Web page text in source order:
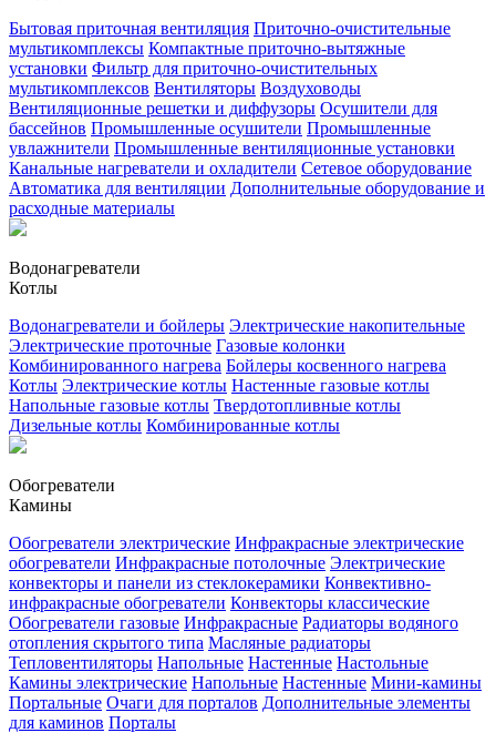
Бытовая приточная вентиляция Приточно-очистительные
мультикомплексы Компактные приточно-вытяжные
установки Фильтр для приточно-очистительных
мультикомплексов Вентиляторы Воздуховоды
Вентиляционные решетки и диффузоры Осушители для
бассейнов Промышленные осушители Промышленные
увлажнители Промышленные вентиляционные установки
Канальные нагреватели и охладители Сетевое оборудование
Автоматика для вентиляции Дополнительные оборудование и
расходные материалы
Водонагреватели
Котлы
Водонагреватели и бойлеры Электрические накопительные
Электрические проточные Газовые колонки
Комбинированного нагрева Бойлеры косвенного нагрева
Котлы Электрические котлы Настенные газовые котлы
Напольные газовые котлы Твердотопливные котлы
Дизельные котлы Комбинированные котлы
Обогреватели
Камины
Обогреватели электрические Инфракрасные электрические
обогреватели Инфракрасные потолочные Электрические
конвекторы и панели из стеклокерамики Конвективно-
инфракрасные обогреватели Конвекторы классические
Обогреватели газовые Инфракрасные Радиаторы водяного
отопления скрытого типа Масляные радиаторы
Тепловентиляторы Напольные Настенные Настольные
Камины электрические Напольные Настенные Мини-камины
Портальные Очаги для порталов Дополнительные элементы
для каминов Порталы